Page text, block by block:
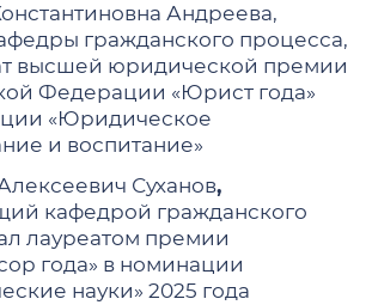
Андреева,
гражданского процесса,
высшей юридической премии
Федерации «Юрист года»
«Юридическое
и воспитание»
Суханов,
кафедрой гражданского
лауреатом премии
года» в номинации
науки» 2025 года